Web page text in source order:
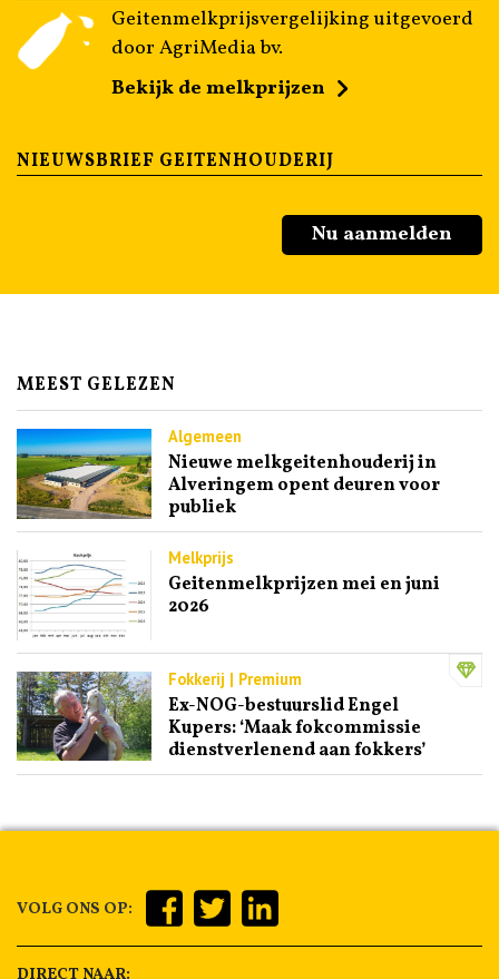
Geitenmelkprijsvergelijking uitgevoerd
door AgriMedia bv.
Bekijk de melkprijzen
NIEUWSBRIEF GEITENHOUDERIJ
Nu aanmelden
MEEST GELEZEN
Algemeen
Nieuwe melkgeitenhouderij in
Alveringem opent deuren voor
publiek
Melkprijs
Geitenmelkprijzen mei en juni
2026
Fokkerij | Premium
Ex-NOG-bestuurslid Engel
Kupers: ‘Maak fokcommissie
dienstverlenend aan fokkers’
VOLG ONS OP:
DIRECT NAAR: